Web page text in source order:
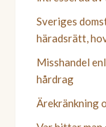
Sveriges
häradsrätt,
Misshandel
hårdrag
Ärekränkning